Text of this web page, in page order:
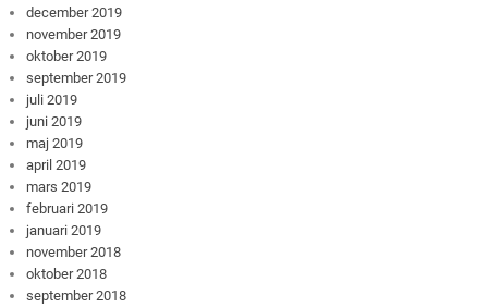
december 2019
november 2019
oktober 2019
september 2019
juli 2019
juni 2019
maj 2019
april 2019
mars 2019
februari 2019
januari 2019
november 2018
oktober 2018
september 2018